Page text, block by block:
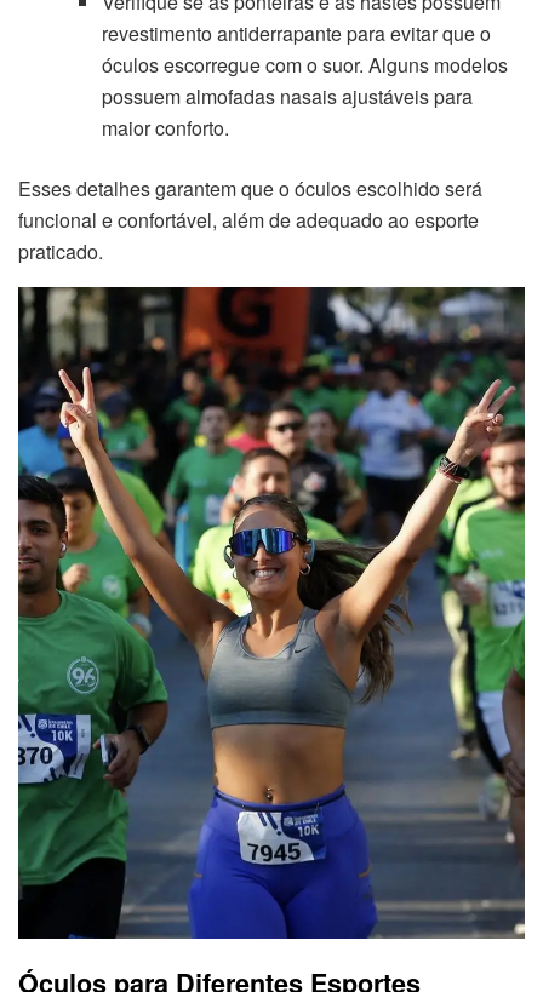
revestimento antiderrapante para evitar que o
óculos escorregue com o suor. Alguns modelos
possuem almofadas nasais ajustáveis para
maior conforto.
Esses detalhes garantem que o óculos escolhido será
funcional e confortável, além de adequado ao esporte
praticado.
Óculos para Diferentes Esportes